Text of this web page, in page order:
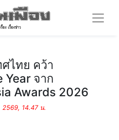
ศไทย คว้า
Year จาก
Awards 2026
14.47 น.